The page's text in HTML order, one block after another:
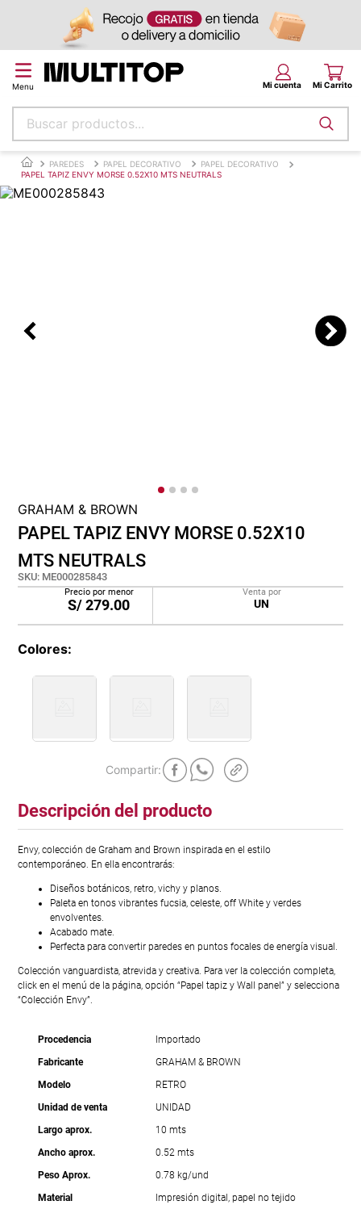
Buscar productos...
PAREDES PAPEL DECORATIVO
PAPEL DECORATIVO
PAPEL TAPIZ ENVY MORSE 0.52X10 MTS NEUTRALS
GRAHAM & BROWN
PAPEL TAPIZ ENVY MORSE 0.52X10
MTS NEUTRALS
SKU: ME000285843
Precio por menor
S/279.00
Venta por
UN
Colores
Descripción del producto
Envy, colección de Graham and Brown inspirada en el estilo
contemporáneo. En ella encontrarás:
Diseños botánicos, retro, vichy y planos.
Paleta en tonos vibrantes fucsia, celeste, off White y verdes
envolventes.
Acabado mate.
Perfecta para convertir paredes en puntos focales de energía visual.
Colección vanguardista, atrevida y creativa. Para ver la colección completa,
click en el menú de la página, opción “Papel tapiz y Wall panel” y selecciona
“Colección Envy”.
Procedencia
Importado
Fabricante
GRAHAM & BROWN
Modelo
RETRO
Unidad de venta
UNIDAD
Largo aprox.
10 mts
Ancho aprox.
0.52 mts
Peso Aprox.
0.78 kg/und
Material
Impresión digital, papel no tejido
Términos más buscados
papel tapiz
tela